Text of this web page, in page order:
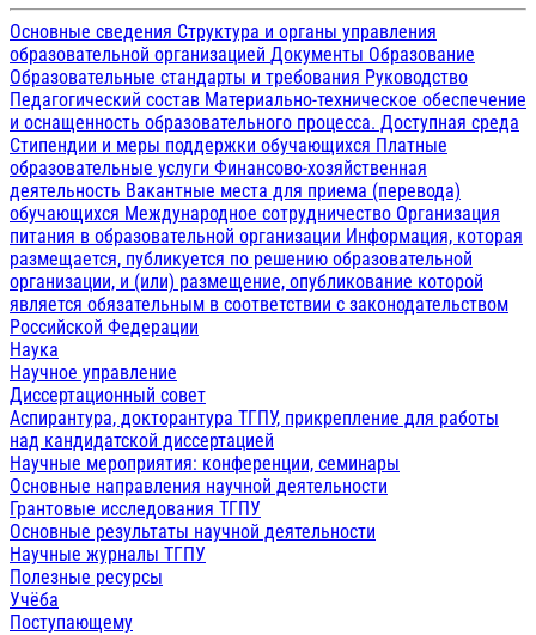
Основные сведения Структура и органы управления
образовательной организацией Документы Образование
Образовательные стандарты и требования Руководство
Педагогический состав Материально-техническое обеспечение
и оснащенность образовательного процесса. Доступная среда
Стипендии и меры поддержки обучающихся Платные
образовательные услуги Финансово-хозяйственная
деятельность Вакантные места для приема (перевода)
обучающихся Международное сотрудничество Организация
питания в образовательной организации Информация, которая
размещается, публикуется по решению образовательной
организации, и (или) размещение, опубликование которой
является обязательным в соответствии с законодательством
Российской Федерации
Наука
Научное управление
Диссертационный совет
Аспирантура, докторантура ТГПУ, прикрепление для работы
над кандидатской диссертацией
Научные мероприятия: конференции, семинары
Основные направления научной деятельности
Грантовые исследования ТГПУ
Основные результаты научной деятельности
Научные журналы ТГПУ
Полезные ресурсы
Учёба
Поступающему